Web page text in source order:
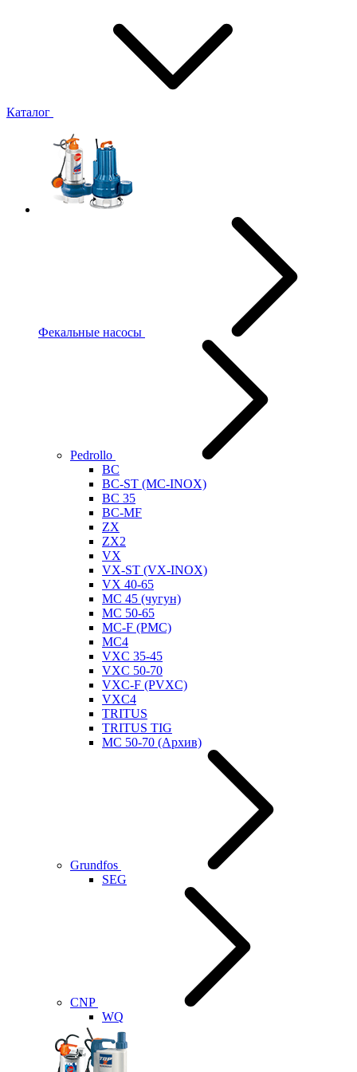
Каталог
Фекальные насосы
Pedrollo
BC
BC-ST (MC-INOX)
BC 35
BC-MF
ZX
ZX2
VX
VX-ST (VX-INOX)
VX 40-65
MC 45 (чугун)
MC 50-65
MC-F (PMC)
MC4
VXC 35-45
VXC 50-70
VXC-F (PVXC)
VXC4
TRITUS
TRITUS TIG
MC 50-70 (Архив)
Grundfos
SEG
CNP
WQ